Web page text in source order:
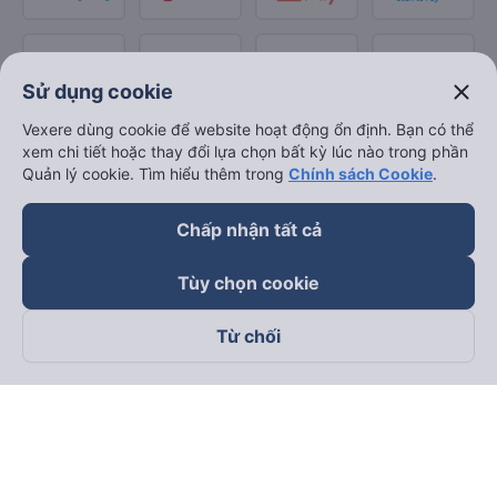
Theo dõi chúng tôi trên
Sử dụng cookie close
Vexere dùng cookie để website hoạt động ổn định. Bạn có thể
xem chi tiết hoặc thay đổi lựa chọn bất kỳ lúc nào trong phần
Quản lý cookie. Tìm hiểu thêm trong Chính sách Cookie.
Chấp nhận tất cả
Tùy chọn cookie
Từ chối